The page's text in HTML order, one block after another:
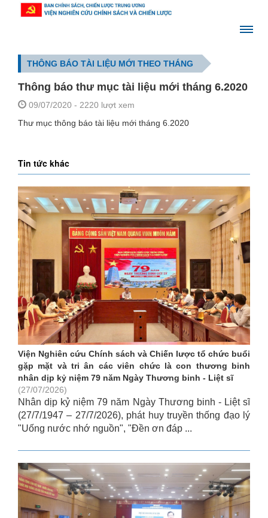
THÔNG BÁO TÀI LIỆU MỚI THEO THÁNG
Thông báo thư mục tài liệu mới tháng 6.2020
09/07/2020 - 2220 lượt xem
Thư mục thông báo tài liệu mới tháng 6.2020
Tin tức khác
Viện Nghiên cứu Chính sách và Chiến lược tổ chức buổi
gặp mặt và tri ân các viên chức là con thương binh
nhân dịp kỷ niệm 79 năm Ngày Thương binh - Liệt sĩ
(27/07/2026)
Nhân dịp kỷ niệm 79 năm Ngày Thương binh - Liệt sĩ
(27/7/1947 – 27/7/2026), phát huy truyền thống đạo lý
"Uống nước nhớ nguồn", "Đền ơn đáp ...